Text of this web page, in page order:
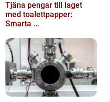
Tjäna pengar till laget
med toalettpapper:
Smarta ...